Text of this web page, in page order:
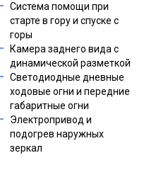
Система помощи при
старте в гору и спуске с
горы
Камера заднего вида с
динамической разметкой
Светодиодные дневные
ходовые огни и передние
габаритные огни
Электропривод и
подогрев наружных
зеркал